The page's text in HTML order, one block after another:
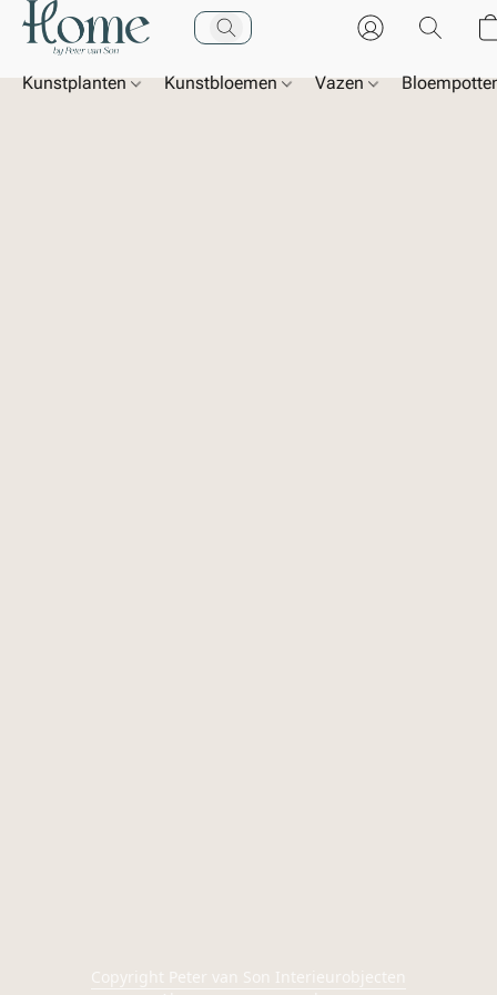
Kunstplanten Kunstbloemen Vazen
Copyright Peter van Son Interieurobjecten